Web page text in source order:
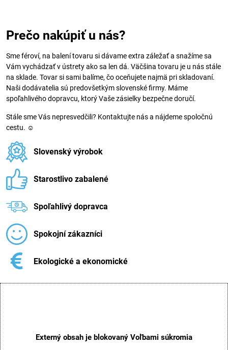
Prečo nakúpiť u nás?
Sme féroví, na balení tovaru si dávame extra záležať a snažíme sa
Vám vychádzať v ústrety ako sa len dá. Väčšina tovaru je u nás stále
na sklade. Tovar si sami balíme, čo oceňujete najmä pri skladovaní.
Naši dodávatelia sú predovšetkým slovenské firmy. Máme
spoľahlivého dopravcu, ktorý Vaše zásielky bezpečne doručí.
Stále sme Vás nepresvedčili? Kontaktujte nás a nájdeme spoločnú
cestu. ☺
Slovenský výrobok
Starostlivo zabalené
Spoľahlivý dopravca
Spokojní zákazníci
Ekologické a ekonomické
Externý obsah je blokovaný Voľbami súkromia